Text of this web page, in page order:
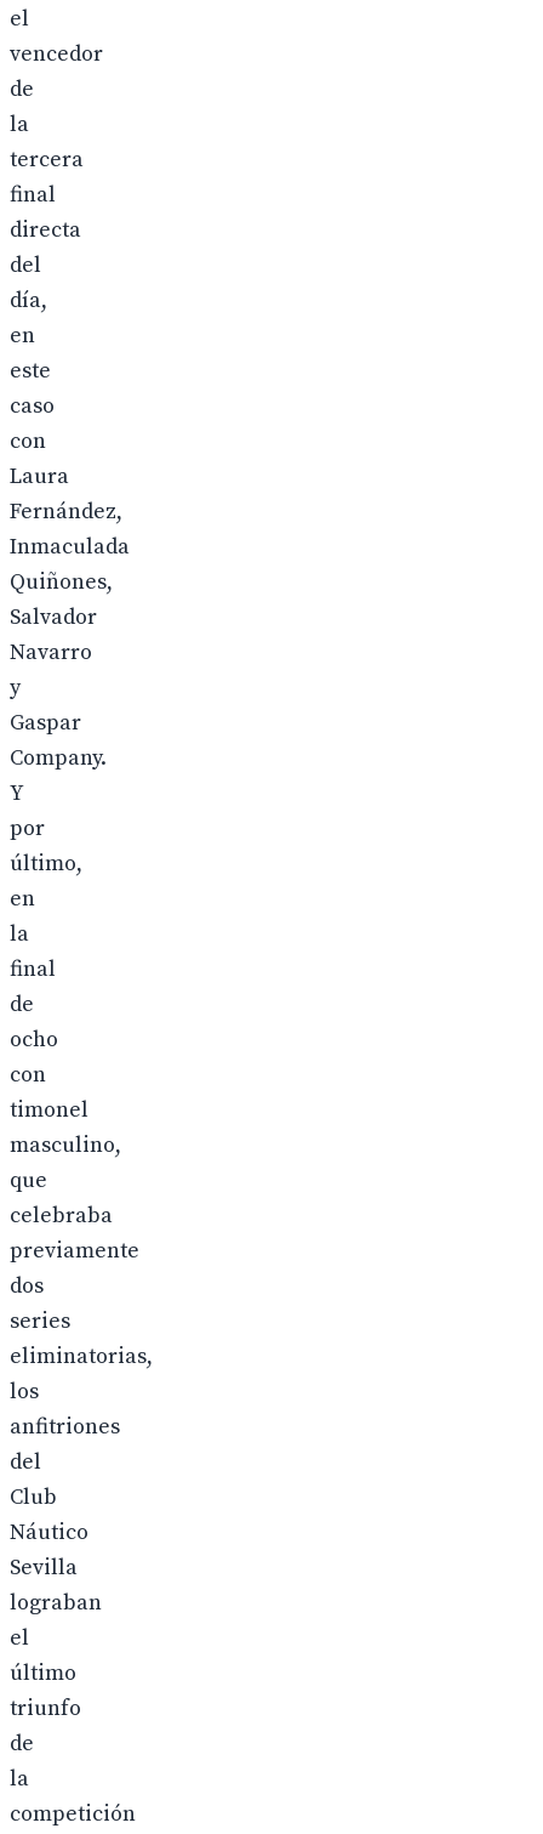
el
vencedor
de
la
tercera
final
directa
del
día,
en
este
caso
con
Laura
Fernández,
Inmaculada
Quiñones,
Salvador
Navarro
y
Gaspar
Company.
Y
por
último,
en
la
final
de
ocho
con
timonel
masculino,
que
celebraba
previamente
dos
series
eliminatorias,
los
anfitriones
del
Club
Náutico
Sevilla
lograban
el
último
triunfo
de
la
competición